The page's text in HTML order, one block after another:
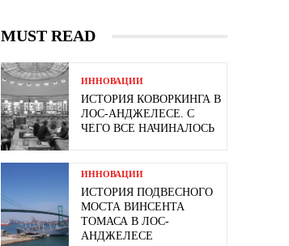
MUST READ
ИННОВАЦИИ
ИСТОРИЯ КОВОРКИНГА В
ЛОС-АНДЖЕЛЕСЕ. С
ЧЕГО ВСЕ НАЧИНАЛОСЬ
ИННОВАЦИИ
ИСТОРИЯ ПОДВЕСНОГО
МОСТА ВИНСЕНТА
ТОМАСА В ЛОС-
АНДЖЕЛЕСЕ